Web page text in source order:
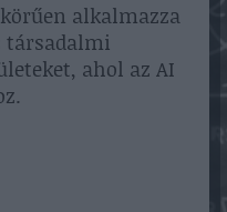
alkalmazza
társadalmi
ahol az AI